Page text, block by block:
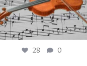
28 0